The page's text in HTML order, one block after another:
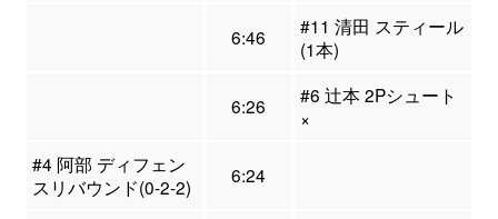
6:46
#11 清田 スティール
(1本)
6:26
#6 辻本 2Pシュート
×
#4 阿部 ディフェン
スリバウンド(0-2-2)
6:24